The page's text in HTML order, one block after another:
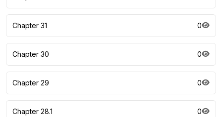
Chapter 31 0
Chapter 30 0
Chapter 29 0
Chapter 28.1 0